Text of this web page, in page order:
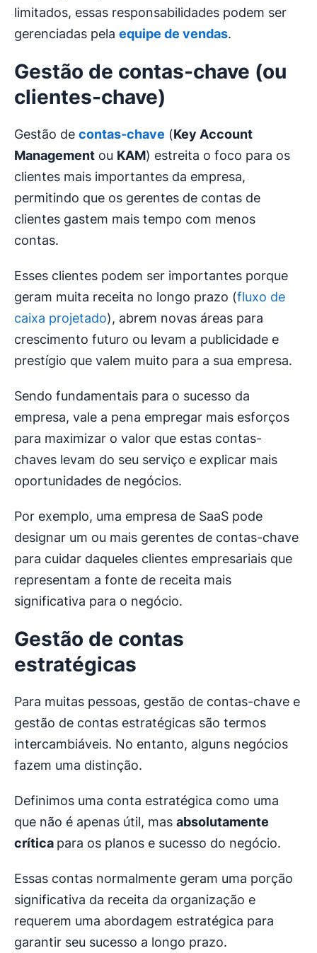
limitados, essas responsabilidades podem ser
gerenciadas pela equipe de vendas.
Gestão de contas-chave (ou
clientes-chave)
Gestão de contas-chave (Key Account
Management ou KAM) estreita o foco para os
clientes mais importantes da empresa,
permitindo que os gerentes de contas de
clientes gastem mais tempo com menos
contas.
Esses clientes podem ser importantes porque
geram muita receita no longo prazo (fluxo de
caixa projetado), abrem novas áreas para
crescimento futuro ou levam a publicidade e
prestígio que valem muito para a sua empresa.
Sendo fundamentais para o sucesso da
empresa, vale a pena empregar mais esforços
para maximizar o valor que estas contas-
chaves levam do seu serviço e explicar mais
oportunidades de negócios.
Por exemplo, uma empresa de SaaS pode
designar um ou mais gerentes de contas-chave
para cuidar daqueles clientes empresariais que
representam a fonte de receita mais
significativa para o negócio.
Gestão de contas
estratégicas
Para muitas pessoas, gestão de contas-chave e
gestão de contas estratégicas são termos
intercambiáveis. No entanto, alguns negócios
fazem uma distinção.
Definimos uma conta estratégica como uma
que não é apenas útil, mas absolutamente
crítica para os planos e sucesso do negócio.
Essas contas normalmente geram uma porção
significativa da receita da organização e
requerem uma abordagem estratégica para
garantir seu sucesso a longo prazo.